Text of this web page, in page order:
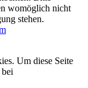
womöglich nicht
stehen.
Um diese Seite